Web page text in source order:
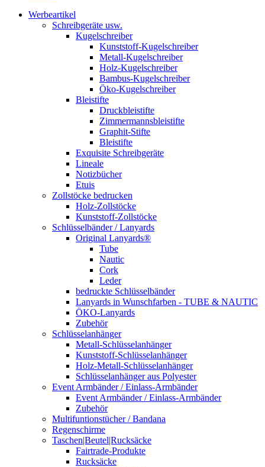
Werbeartikel
Schreibgeräte usw.
Kugelschreiber
Kunststoff-Kugelschreiber
Metall-Kugelschreiber
Holz-Kugelschreiber
Bambus-Kugelschreiber
Öko-Kugelschreiber
Bleistifte
Druckbleistifte
Zimmermannsbleistifte
Graphit-Stifte
Bleistifte
Exquisite Schreibgeräte
Lineale
Notizbücher
Etuis
Zollstöcke bedrucken
Holz-Zollstöcke
Kunststoff-Zollstöcke
Schlüsselbänder / Lanyards
Original Lanyards®
Tube
Nautic
Cork
Leder
bedruckte Schlüsselbänder
Lanyards in Wunschfarben - TUBE & NAUTIC
ÖKO-Lanyards
Zubehör
Schlüsselanhänger
Metall-Schlüsselanhänger
Kunststoff-Schlüsselanhänger
Holz-Metall-Schlüsselanhänger
Schlüsselanhänger aus Polyester
Event Armbänder / Einlass-Armbänder
Event Armbänder / Einlass-Armbänder
Zubehör
Multifuntionstücher / Bandana
Regenschirme
Taschen|Beutel|Rucksäcke
Fairtrade-Produkte
Rucksäcke